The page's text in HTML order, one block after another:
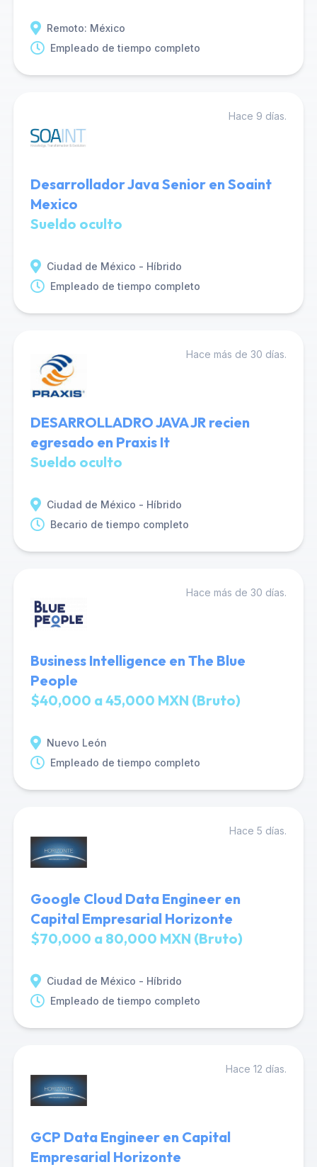
Remoto: México
Empleado de tiempo completo
Hace 9 días.
Desarrollador Java Senior en Soaint
Mexico
Sueldo oculto
Ciudad de México - Híbrido
Empleado de tiempo completo
Hace más de 30 días.
DESARROLLADRO JAVA JR recien
egresado en Praxis It
Sueldo oculto
Ciudad de México - Híbrido
Becario de tiempo completo
Hace más de 30 días.
Business Intelligence en The Blue
People
$40,000 a 45,000 MXN (Bruto)
Nuevo León
Empleado de tiempo completo
Hace 5 días.
Google Cloud Data Engineer en
Capital Empresarial Horizonte
$70,000 a 80,000 MXN (Bruto)
Ciudad de México - Híbrido
Empleado de tiempo completo
Hace 12 días.
GCP Data Engineer en Capital
Empresarial Horizonte